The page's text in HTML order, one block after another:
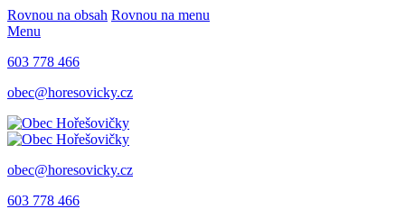
Rovnou na obsah Rovnou na menu
Menu
603 778 466
obec@horesovicky.cz
obec@horesovicky.cz
603 778 466